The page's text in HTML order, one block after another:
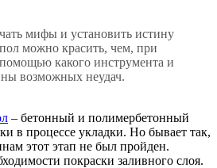
мифы и установить истину
можно красить, чем, при
какого инструмента и
возможных неудач.
– бетонный и полимербетонный
в процессе укладки. Но бывает так,
этот этап не был пройден.
покраски заливного слоя.